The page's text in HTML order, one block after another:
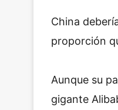
China
proporción
Aunque su
gigante